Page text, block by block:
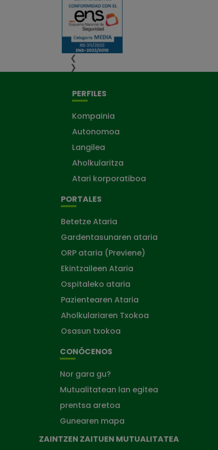
❮
❯
PERFILES
Kompainia
Autonomoa
Langilea
Aholkularitza
Atari korporatiboa
PORTALES
Betetze Ataria
Gardentasunaren ataria
ORP ataria (Previene)
Ekintzaileen Ataria
Ospitaleko ataria
Pazientearen Ataria
Aholkulariaren Txokoa
Osasun txokoa
CONÓCENOS
Nor gara gu?
Mutualitatean lan egitea
prentsa aretoa
Gunearen mapa
ZAINTZEN ZAITUEN MUTUALITATEA